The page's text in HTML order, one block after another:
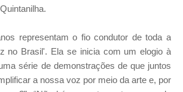
representam o fio condutor de toda a
no Brasil'. Ela se inicia com um elogio à
série de demonstrações de que juntos
a nossa voz por meio da arte e, por